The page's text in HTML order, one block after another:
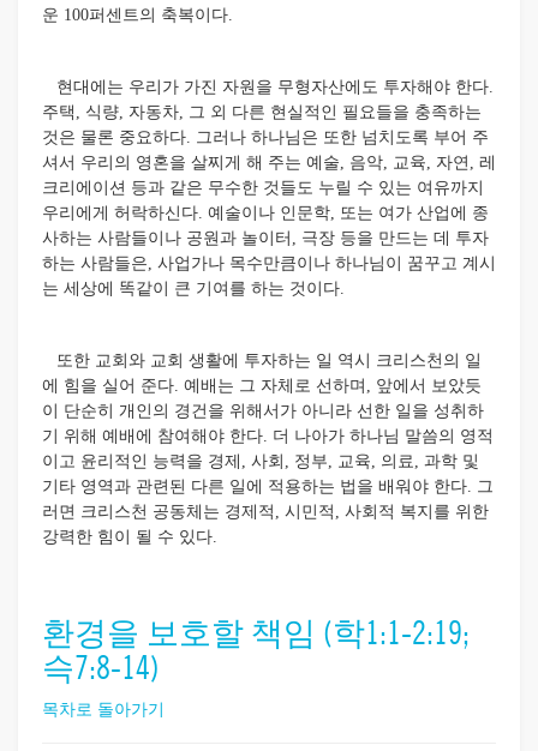
운 100퍼센트의 축복이다.
현대에는 우리가 가진 자원을 무형자산에도 투자해야 한다.
주택, 식량, 자동차, 그 외 다른 현실적인 필요들을 충족하는
것은 물론 중요하다. 그러나 하나님은 또한 넘치도록 부어 주
셔서 우리의 영혼을 살찌게 해 주는 예술, 음악, 교육, 자연, 레
크리에이션 등과 같은 무수한 것들도 누릴 수 있는 여유까지
우리에게 허락하신다. 예술이나 인문학, 또는 여가 산업에 종
사하는 사람들이나 공원과 놀이터, 극장 등을 만드는 데 투자
하는 사람들은, 사업가나 목수만큼이나 하나님이 꿈꾸고 계시
는 세상에 똑같이 큰 기여를 하는 것이다.
또한 교회와 교회 생활에 투자하는 일 역시 크리스천의 일
에 힘을 실어 준다. 예배는 그 자체로 선하며, 앞에서 보았듯
이 단순히 개인의 경건을 위해서가 아니라 선한 일을 성취하
기 위해 예배에 참여해야 한다. 더 나아가 하나님 말씀의 영적
이고 윤리적인 능력을 경제, 사회, 정부, 교육, 의료, 과학 및
기타 영역과 관련된 다른 일에 적용하는 법을 배워야 한다. 그
러면 크리스천 공동체는 경제적, 시민적, 사회적 복지를 위한
강력한 힘이 될 수 있다.
환경을 보호할 책임 (학1:1-2:19;
슥7:8-14)
목차로 돌아가기